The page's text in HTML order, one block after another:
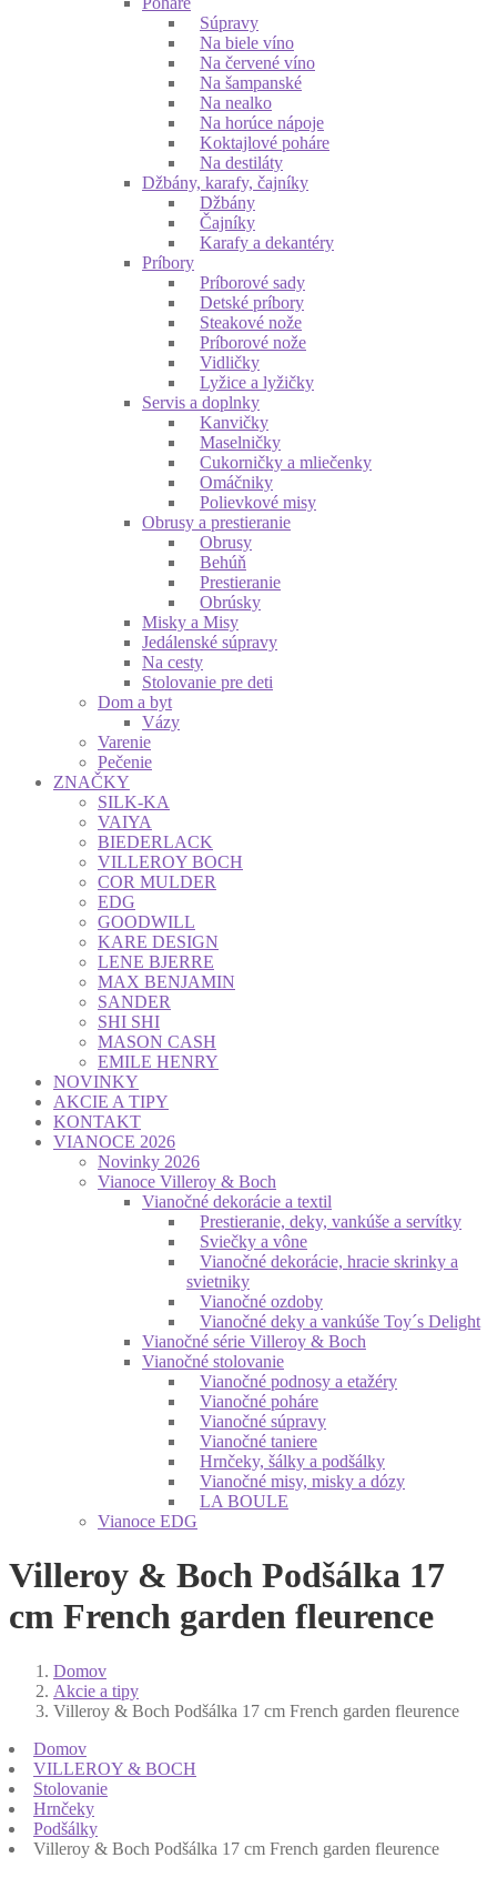
Súpravy
Na biele víno
Na červené víno
Na šampanské
Na nealko
Na horúce nápoje
Koktajlové poháre
Na destiláty
Džbány, karafy, čajníky
Džbány
Čajníky
Karafy a dekantéry
Príbory
Príborové sady
Detské príbory
Steakové nože
Príborové nože
Vidličky
Lyžice a lyžičky
Servis a doplnky
Kanvičky
Maselničky
Cukorničky a mliečenky
Omáčniky
Polievkové misy
Obrusy a prestieranie
Obrusy
Behúň
Prestieranie
Obrúsky
Misky a Misy
Jedálenské súpravy
Na cesty
Stolovanie pre deti
Dom a byt
Vázy
Varenie
Pečenie
ZNAČKY
SILK-KA
VAIYA
BIEDERLACK
VILLEROY BOCH
COR MULDER
EDG
GOODWILL
KARE DESIGN
LENE BJERRE
MAX BENJAMIN
SANDER
SHI SHI
MASON CASH
EMILE HENRY
NOVINKY
AKCIE A TIPY
KONTAKT
VIANOCE 2026
Novinky 2026
Vianoce Villeroy & Boch
Vianočné dekorácie a textil
Prestieranie, deky, vankúše a servítky
Sviečky a vône
Vianočné dekorácie, hracie skrinky a
svietniky
Vianočné ozdoby
Vianočné deky a vankúše Toy´s Delight
Vianočné série Villeroy & Boch
Vianočné stolovanie
Vianočné podnosy a etažéry
Vianočné poháre
Vianočné súpravy
Vianočné taniere
Hrnčeky, šálky a podšálky
Vianočné misy, misky a dózy
LA BOULE
Vianoce EDG
Villeroy & Boch Podšálka 17
cm French garden fleurence
Domov
Akcie a tipy
Villeroy & Boch Podšálka 17 cm French garden fleurence
Domov
VILLEROY & BOCH
Stolovanie
Hrnčeky
Podšálky
Villeroy & Boch Podšálka 17 cm French garden fleurence